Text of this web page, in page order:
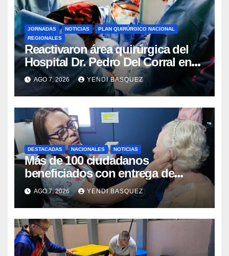
JORNADAS NOTICIAS
PLAN QUIRÚRGICO NACIONAL
REGIONALES
Reactivaron área quirúrgica del
Hospital Dr. Pedro Del Corral en
Guárico
AGO 7, 2026 YENDI BASQUEZ
DESTACADAS NACIONALES NOTICIAS
Más de 100 ciudadanos
beneficiados con entrega de
prótesis auditivas en el Centro de
Rehabilitación J.J. Arvelo
AGO 7, 2026 YENDI BASQUEZ